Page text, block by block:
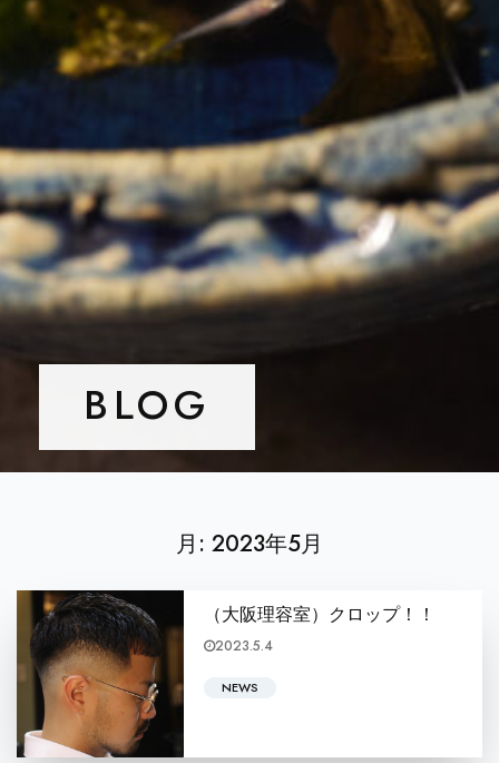
BLOG
月: 2023年5月
（大阪理容室）クロップ！！
2023.5.4
NEWS